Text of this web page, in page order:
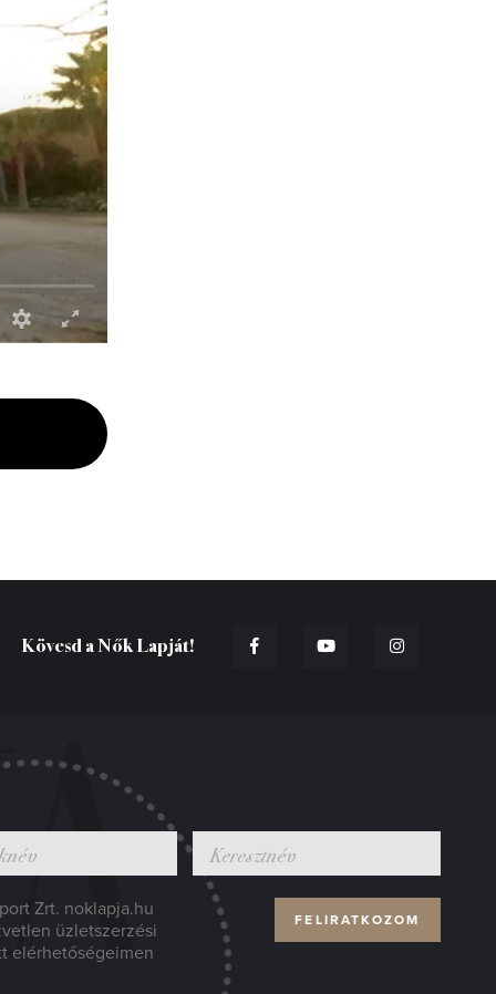
Kövesd a Nők Lapját!
Zrt. noklapja.hu
üzletszerzési
elérhetőségeimen